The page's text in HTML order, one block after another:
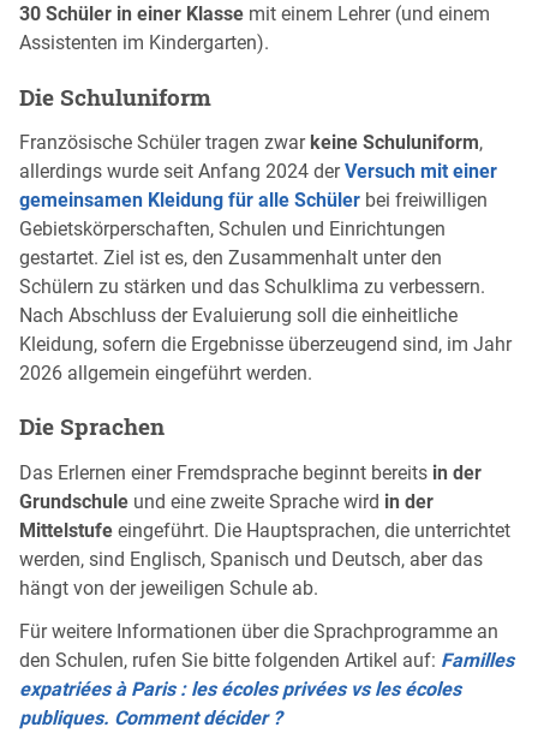
30 Schüler in einer Klasse mit einem Lehrer (und einem
Assistenten im Kindergarten).
Die Schuluniform
Französische Schüler tragen zwar keine Schuluniform,
allerdings wurde seit Anfang 2024 derVersuch mit einer
gemeinsamen Kleidung für alle Schüler bei freiwilligen
Gebietskörperschaften, Schulen und Einrichtungen
gestartet. Ziel ist es, den Zusammenhalt unter den
Schülern zu stärken und das Schulklima zu verbessern.
Nach Abschluss der Evaluierung soll die einheitliche
Kleidung, sofern die Ergebnisse überzeugend sind, im Jahr
2026 allgemein eingeführt werden.
Die Sprachen
Das Erlernen einer Fremdsprache beginnt bereits in der
Grundschule und eine zweite Sprache wird in der
Mittelstufe eingeführt. Die Hauptsprachen, die unterrichtet
werden, sind Englisch, Spanisch und Deutsch, aber das
hängt von der jeweiligen Schule ab.
Für weitere Informationen über die Sprachprogramme an
den Schulen, rufen Sie bitte folgenden Artikel auf: Familles
expatriées à Paris : les écoles privées vs les écoles
publiques. Comment décider ?